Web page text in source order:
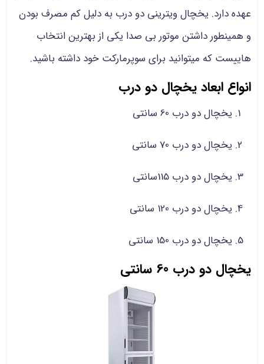
عهده دارد. یخچال ویترینی دو درب به دلیل کم مصرف بودن
و همینطور داشتن موتور بی صدا یکی از بهترین انتخاب
هاییست که میتوانید برای سوپرمارکت خود داشته باشید.
انواع ابعاد یخچال دو درب
یخچال دو درب 60 سانتی
یخچال دو درب 70 سانتی
یخچال دو درب 115سانتی
یخچال دو درب 120 سانتی
یخچال دو درب 150 سانتی
یخچال دو درب 60 سانتی